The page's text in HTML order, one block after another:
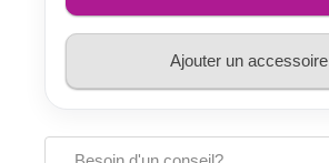
Ajouter un accessoire